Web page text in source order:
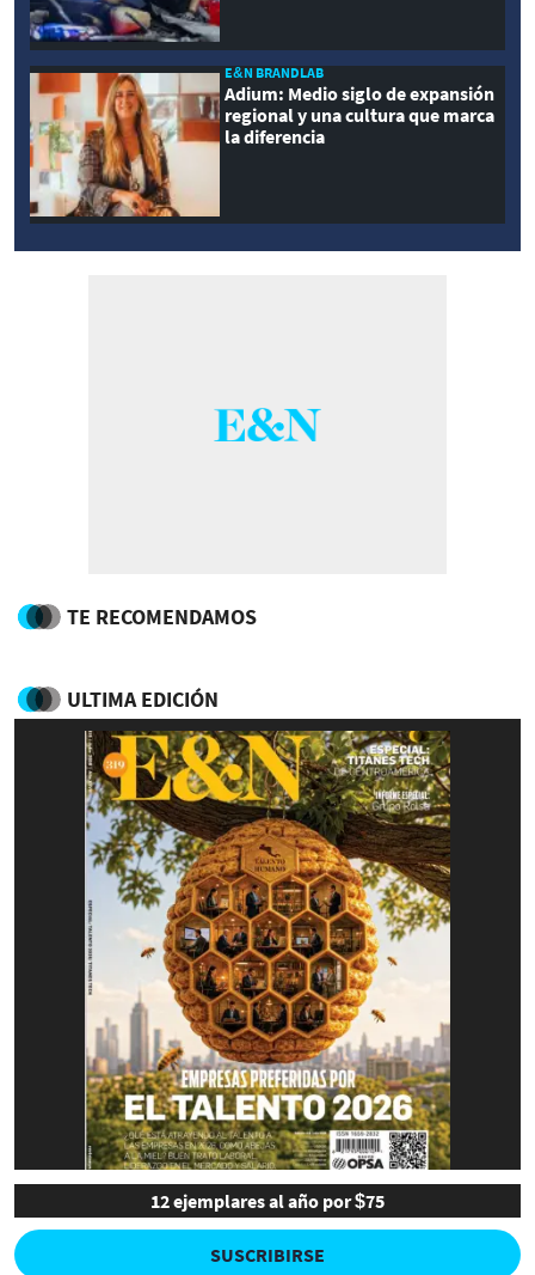
E&N BRANDLAB
Adium: Medio siglo de expansión
regional y una cultura que marca
la diferencia
TE RECOMENDAMOS
ULTIMA EDICIÓN
12 ejemplares al año por $75
SUSCRIBIRSE